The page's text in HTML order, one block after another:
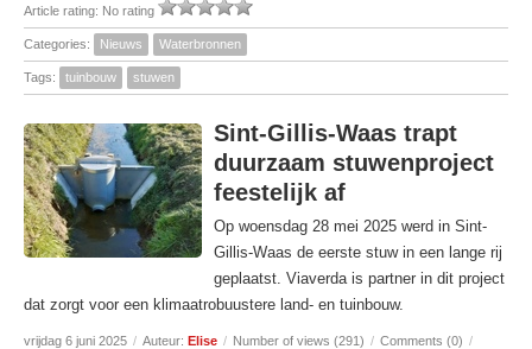
Article rating: No rating
Categories: Nieuws Waterbronnen
Tags: tuinbouw stuwen
Sint-Gillis-Waas trapt
duurzaam stuwenproject
feestelijk af
Op woensdag 28 mei 2025 werd in Sint-
Gillis-Waas de eerste stuw in een lange rij
geplaatst. Viaverda is partner in dit project
dat zorgt voor een klimaatrobuustere land- en tuinbouw.
vrijdag 6 juni 2025 / Auteur: Elise / Number of views (291) / Comments (0) /